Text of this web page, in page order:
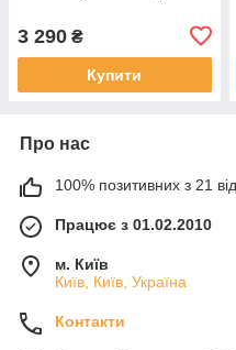
3 290 ₴
Купити
Про нас
100% позитивних з 21
Працює з 01.02.2010
м. Київ
Київ, Київ, Україна
Контакти